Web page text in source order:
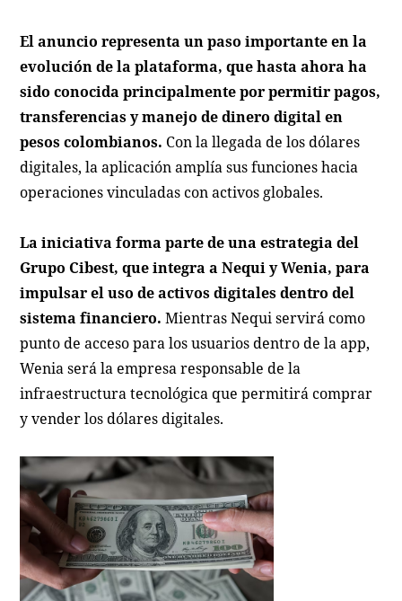
El anuncio representa un paso importante en la
evolución de la plataforma, que hasta ahora ha
sido conocida principalmente por permitir pagos,
transferencias y manejo de dinero digital en
pesos colombianos. Con la llegada de los dólares
digitales, la aplicación amplía sus funciones hacia
operaciones vinculadas con activos globales.
La iniciativa forma parte de una estrategia del
Grupo Cibest, que integra a Nequi y Wenia, para
impulsar el uso de activos digitales dentro del
sistema financiero. Mientras Nequi servirá como
punto de acceso para los usuarios dentro de la app,
Wenia será la empresa responsable de la
infraestructura tecnológica que permitirá comprar
y vender los dólares digitales.